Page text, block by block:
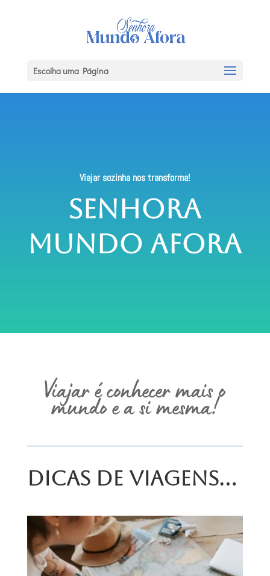
Escolha uma Página
Viajar sozinha nos transforma!
Senhora
Mundo Afora
Viajar é conhecer mais o
mundo e a si mesma!
Dicas de Viagens…